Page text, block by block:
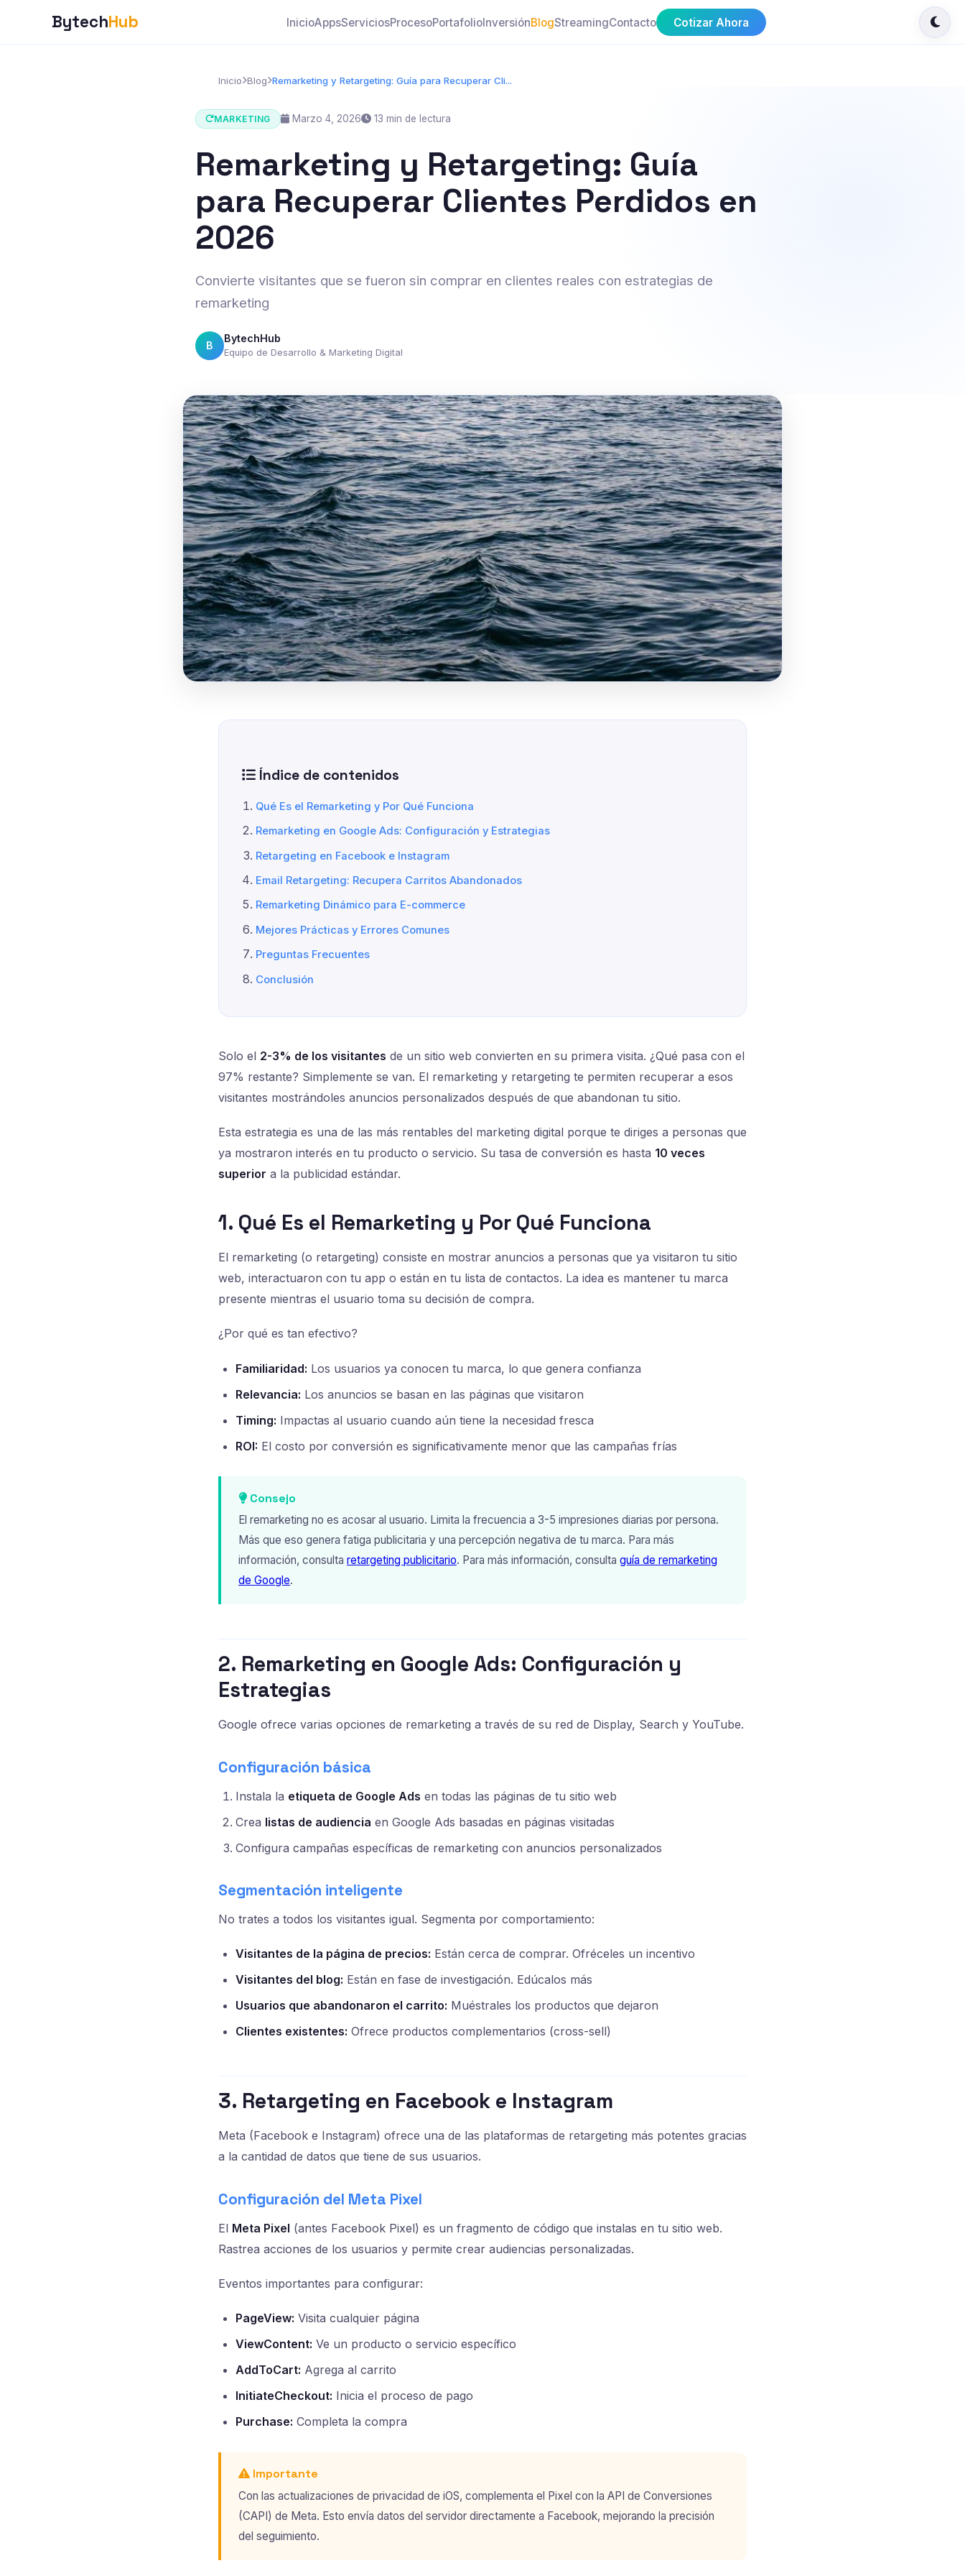
BytechHub InicioAppsServiciosProcesoPortafolioInversiónBlogStreamingContacto Cotizar Ahora
Inicio Blog Remarketing y Retargeting: Guía para Recuperar Cli...
MARKETING Marzo 4, 2026 13 min de lectura
Remarketing y Retargeting: Guía
para Recuperar Clientes Perdidos en
2026
Convierte visitantes que se fueron sin comprar en clientes reales con estrategias de
remarketing
B
BytechHub
Equipo de Desarrollo & Marketing Digital
Índice de contenidos
Qué Es el Remarketing y Por Qué Funciona
Remarketing en Google Ads: Configuración y Estrategias
Retargeting en Facebook e Instagram
Email Retargeting: Recupera Carritos Abandonados
Remarketing Dinámico para E-commerce
Mejores Prácticas y Errores Comunes
Preguntas Frecuentes
Conclusión
Solo el 2-3% de los visitantes de un sitio web convierten en su primera visita. ¿Qué pasa con el
97% restante? Simplemente se van. El remarketing y retargeting te permiten recuperar a esos
visitantes mostrándoles anuncios personalizados después de que abandonan tu sitio.
Esta estrategia es una de las más rentables del marketing digital porque te diriges a personas que
ya mostraron interés en tu producto o servicio. Su tasa de conversión es hasta 10 veces
superior a la publicidad estándar.
1. Qué Es el Remarketing y Por Qué Funciona
El remarketing (o retargeting) consiste en mostrar anuncios a personas que ya visitaron tu sitio
web, interactuaron con tu app o están en tu lista de contactos. La idea es mantener tu marca
presente mientras el usuario toma su decisión de compra.
¿Por qué es tan efectivo?
Familiaridad: Los usuarios ya conocen tu marca, lo que genera confianza
Relevancia: Los anuncios se basan en las páginas que visitaron
Timing: Impactas al usuario cuando aún tiene la necesidad fresca
ROI: El costo por conversión es significativamente menor que las campañas frías
Consejo
El remarketing no es acosar al usuario. Limita la frecuencia a 3-5 impresiones diarias por persona.
Más que eso genera fatiga publicitaria y una percepción negativa de tu marca. Para más
información, consulta retargeting publicitario. Para más información, consulta guía de remarketing
de Google.
2. Remarketing en Google Ads: Configuración y
Estrategias
Google ofrece varias opciones de remarketing a través de su red de Display, Search y YouTube.
Configuración básica
Instala la etiqueta de Google Ads en todas las páginas de tu sitio web
Crea listas de audiencia en Google Ads basadas en páginas visitadas
Configura campañas específicas de remarketing con anuncios personalizados
Segmentación inteligente
No trates a todos los visitantes igual. Segmenta por comportamiento:
Visitantes de la página de precios: Están cerca de comprar. Ofréceles un incentivo
Visitantes del blog: Están en fase de investigación. Edúcalos más
Usuarios que abandonaron el carrito: Muéstrales los productos que dejaron
Clientes existentes: Ofrece productos complementarios (cross-sell)
3. Retargeting en Facebook e Instagram
Meta (Facebook e Instagram) ofrece una de las plataformas de retargeting más potentes gracias
a la cantidad de datos que tiene de sus usuarios.
Configuración del Meta Pixel
El Meta Pixel (antes Facebook Pixel) es un fragmento de código que instalas en tu sitio web.
Rastrea acciones de los usuarios y permite crear audiencias personalizadas.
Eventos importantes para configurar:
PageView: Visita cualquier página
ViewContent: Ve un producto o servicio específico
AddToCart: Agrega al carrito
InitiateCheckout: Inicia el proceso de pago
Purchase: Completa la compra
Importante
Con las actualizaciones de privacidad de iOS, complementa el Pixel con la API de Conversiones
(CAPI) de Meta. Esto envía datos del servidor directamente a Facebook, mejorando la precisión
del seguimiento.